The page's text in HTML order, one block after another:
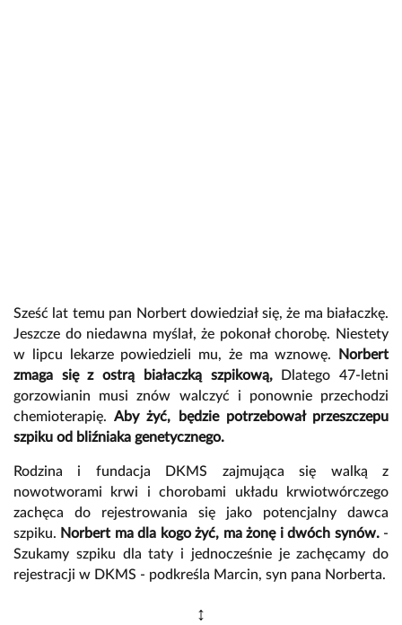
Sześć lat temu pan Norbert dowiedział się, że ma białaczkę.
Jeszcze do niedawna myślał, że pokonał chorobę. Niestety
w lipcu lekarze powiedzieli mu, że ma wznowę.
Norbert
zmaga się z ostrą białaczką szpikową,
Dlatego 47-letni
gorzowianin musi znów walczyć i ponownie przechodzi
chemioterapię.Aby żyć, będzie potrzebował przeszczepu
szpiku od bliźniaka genetycznego.
Rodzina i fundacja DKMS zajmująca się walką z
nowotworami krwi i chorobami układu krwiotwórczego
zachęca do rejestrowania się jako potencjalny dawca
szpiku. Norbert ma dla kogo żyć, ma żonę i dwóch synów. -
Szukamy szpiku dla taty i jednocześnie je zachęcamy do
rejestracji w DKMS - podkreśla Marcin, syn pana Norberta.
↕